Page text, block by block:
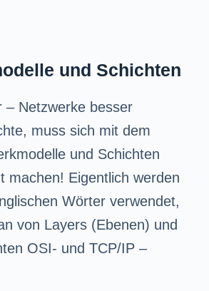
und Schichten
– Netzwerke besser
muss sich mit dem
und Schichten
machen! Eigentlich werden
Wörter verwendet,
von Layers (Ebenen) und
OSI- und TCP/IP –